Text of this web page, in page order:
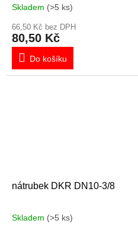
Skladem (>5 ks)
66,50 Kč bez DPH
80,50 Kč
Do košíku
nátrubek DKR DN10-3/8
Skladem (>5 ks)